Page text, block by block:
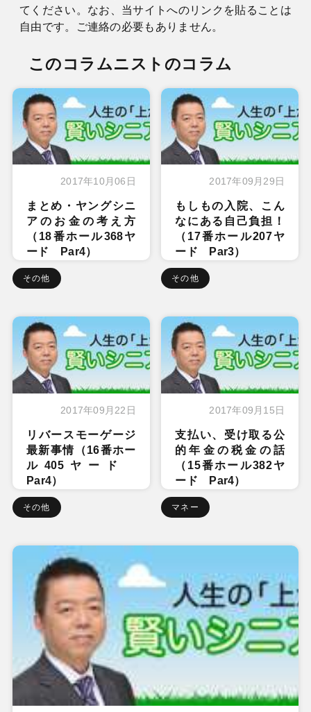
てください。なお、当サイトへのリンクを貼ることは
自由です。ご連絡の必要もありません。
このコラムニストのコラム
2017年10月06日
まとめ・ヤングシニ
アのお金の考え方
（18番ホール368ヤ
ード Par4）
その他
2017年09月29日
もしもの入院、こん
なにある自己負担！
（17番ホール207ヤ
ード Par3）
その他
2017年09月22日
リバースモーゲージ
最新事情（16番ホー
ル405ヤード
Par4）
その他
2017年09月15日
支払い、受け取る公
的年金の税金の話
（15番ホール382ヤ
ード Par4）
マネー